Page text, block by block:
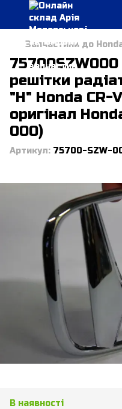
Запчастини до
решітки
"Н" Honda CR-
оригінал
000)
Артикул: 75700-SZW-
В наявності